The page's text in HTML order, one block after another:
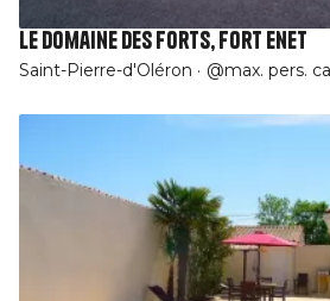
Le Domaine des Forts, Fort Enet
Saint-Pierre-d'Oléron @max. pers.